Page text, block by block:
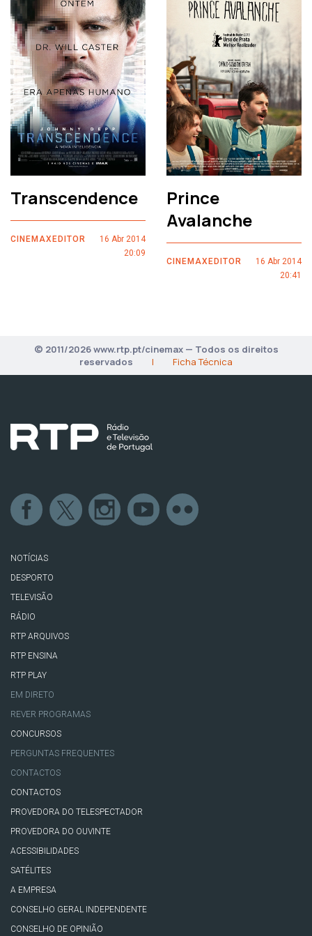
Transcendence
CINEMAXEDITOR
16 Abr 2014
20:09
Prince
Avalanche
CINEMAXEDITOR
16 Abr 2014
20:41
© 2011/2026 www.rtp.pt/cinemax — Todos os direitos
reservados
| Ficha Técnica
NOTÍCIAS
DESPORTO
TELEVISÃO
RÁDIO
RTP ARQUIVOS
RTP ENSINA
RTP PLAY
EM DIRETO
REVER PROGRAMAS
CONCURSOS
PERGUNTAS FREQUENTES
CONTACTOS
CONTACTOS
PROVEDORA DO TELESPECTADOR
PROVEDORA DO OUVINTE
ACESSIBILIDADES
SATÉLITES
A EMPRESA
CONSELHO GERAL INDEPENDENTE
CONSELHO DE OPINIÃO